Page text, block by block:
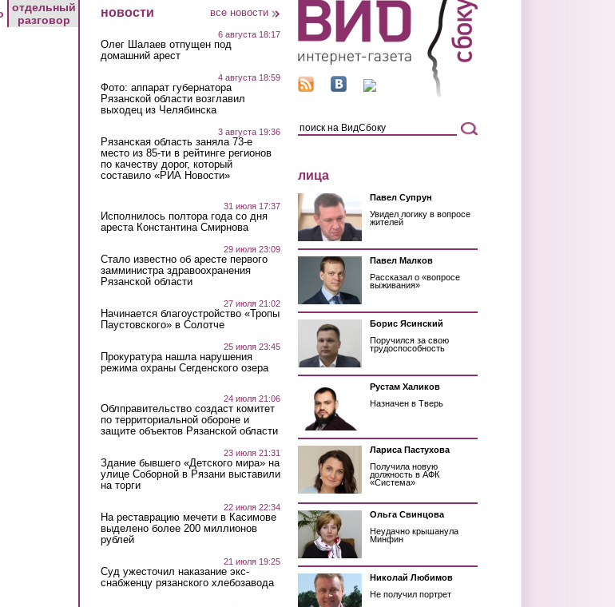
отдельный
разговор
новости все новости
6 августа 18:17
Олег Шалаев отпущен под
домашний арест
4 августа 18:59
Фото: аппарат губернатора
Рязанской области возглавил
выходец из Челябинска
3 августа 19:36
Рязанская область заняла 73-е
место из 85-ти в рейтинге регионов
по качеству дорог, который
составило «РИА Новости»
31 июля 17:37
Исполнилось полтора года со дня
ареста Константина Смирнова
29 июля 23:09
Стало известно об аресте первого
замминистра здравоохранения
Рязанской области
27 июля 21:02
Начинается благоустройство «Тропы
Паустовского» в Солотче
25 июля 23:45
Прокуратура нашла нарушения
режима охраны Сегденского озера
24 июля 21:06
Облправительство создаст комитет
по территориальной обороне и
защите объектов Рязанской области
23 июля 21:31
Здание бывшего «Детского мира» на
улице Соборной в Рязани выставили
на торги
22 июля 22:34
На реставрацию мечети в Касимове
выделено более 200 миллионов
рублей
21 июля 19:25
Суд ужесточил наказание экс-
снабженцу рязанского хлебозавода
лица
Павел Супрун
Увидел логику в вопросе
жителей
Павел Малков
Рассказал о «вопросе
выживания»
Борис Ясинский
Поручился за свою
трудоспособность
Рустам Халиков
Назначен в Тверь
Лариса Пастухова
Получила новую
должность в АФК
«Система»
Ольга Свинцова
Неудачно крышанула
Минфин
Николай Любимов
Не получил портрет